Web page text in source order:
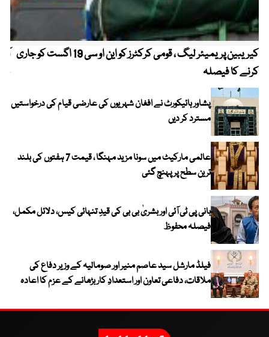
کیریبین پریمیئر لیگ ، قومی کرکٹرز کو این او سی 19 اگست کو جاری
کرنے کا فیصلہ
پشاور ہائیکورٹ نے افغان شہریوں کی عارضی قیام کی درخواستیں
مسترد کر دیں
عالمی مارکیٹ میں سونا مزید مہنگا ، قیمت 7 ہفتوں کی بلند
ترین سطح پر پہنچ گئی
بانی پی ٹی آئی اور بشریٰ بی بی کی قیدِ تنہائی کیس، دلائل مکمل،
فیصلہ محفوظ
فیلڈ مارشل سید عاصم منیر اور صومالیہ کے وزیر دفاع کی
ملاقات، دفاعی تعاون اور استعدادِ کار بڑھانے کے عزم کا اعادہ